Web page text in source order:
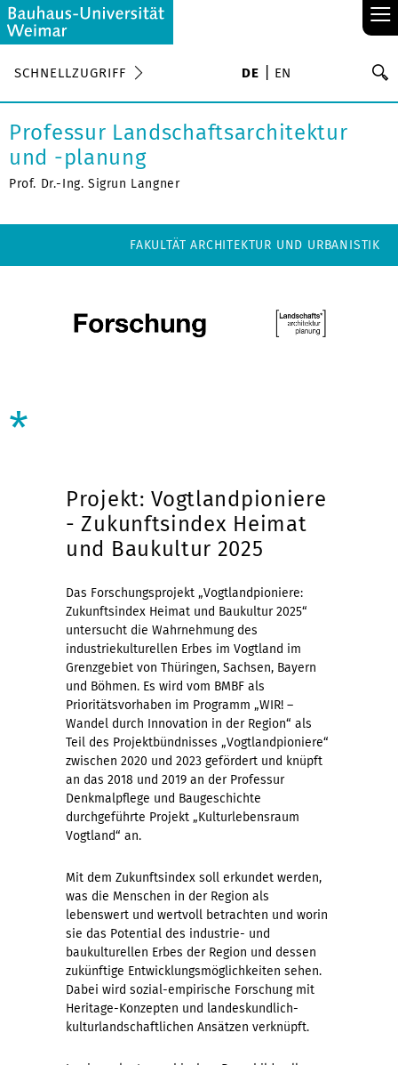
≡
SCHNELLZUGRIFF DE EN
Professur Landschaftsarchitektur
und -planung
Prof. Dr.-Ing. Sigrun Langner
FAKULTÄT ARCHITEKTUR UND URBANISTIK
*
Projekt: Vogtlandpioniere
- Zukunftsindex Heimat
und Baukultur 2025
Das Forschungsprojekt „Vogtlandpioniere:
Zukunftsindex Heimat und Baukultur 2025“
untersucht die Wahrnehmung des
industriekulturellen Erbes im Vogtland im
Grenzgebiet von Thüringen, Sachsen, Bayern
und Böhmen. Es wird vom BMBF als
Prioritätsvorhaben im Programm „WIR! –
Wandel durch Innovation in der Region“ als
Teil des Projektbündnisses „Vogtlandpioniere“
zwischen 2020 und 2023 gefördert und knüpft
an das 2018 und 2019 an der Professur
Denkmalpflege und Baugeschichte
durchgeführte Projekt „Kulturlebensraum
Vogtland“ an.
Mit dem Zukunftsindex soll erkundet werden,
was die Menschen in der Region als
lebenswert und wertvoll betrachten und worin
sie das Potential des industrie- und
baukulturellen Erbes der Region und dessen
zukünftige Entwicklungsmöglichkeiten sehen.
Dabei wird sozial-empirische Forschung mit
Heritage-Konzepten und landeskundlich-
kulturlandschaftlichen Ansätzen verknüpft.